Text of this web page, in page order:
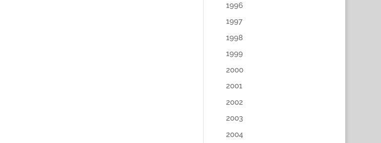
1996
1997
1998
1999
2000
2001
2002
2003
2004